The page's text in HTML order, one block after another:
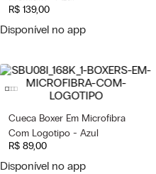
R$ 139,00
Disponível no app
Cueca Boxer Em Microfibra
Com Logotipo - Azul
R$ 89,00
Disponível no app